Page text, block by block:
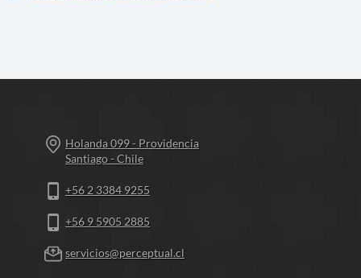
Holanda 099 - Providencia
Santiago - Chile
+56 2 3384 9255
+56 9 5905 2885
servicios@perceptual.cl